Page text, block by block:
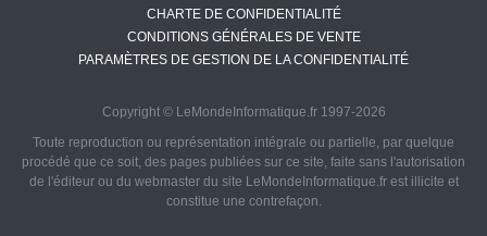
CHARTE DE CONFIDENTIALITÉ
CONDITIONS GÉNÉRALES DE VENTE
PARAMÈTRES DE GESTION DE LA CONFIDENTIALITÉ
Copyright © LeMondeInformatique.fr 1997-2026
Toute reproduction ou représentation intégrale ou partielle, par quelque
procédé que ce soit, des pages publiées sur ce site, faite sans l'autorisation
de l'éditeur ou du webmaster du site LeMondeInformatique.fr est illicite et
constitue une contrefaçon.